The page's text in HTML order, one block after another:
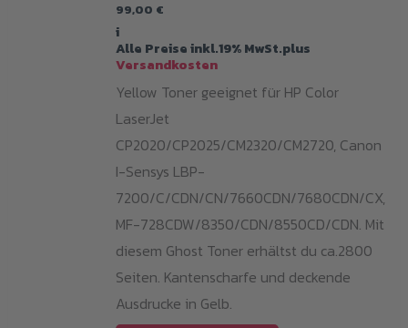
99,00 €
i
Alle Preise inkl.19% MwSt.plus
Versandkosten
Yellow Toner geeignet für HP Color
LaserJet
CP2020/CP2025/CM2320/CM2720, Canon
I-Sensys LBP-
7200/C/CDN/CN/7660CDN/7680CDN/CX,
MF-728CDW/8350/CDN/8550CD/CDN. Mit
diesem Ghost Toner erhältst du ca.2800
Seiten. Kantenscharfe und deckende
Ausdrucke in Gelb.